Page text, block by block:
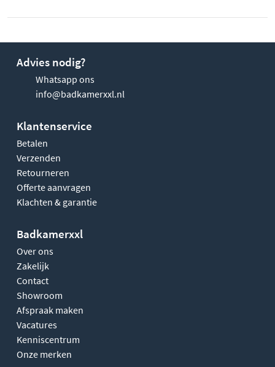
Advies nodig?
Whatsapp ons
info@badkamerxxl.nl
Klantenservice
Betalen
Verzenden
Retourneren
Offerte aanvragen
Klachten & garantie
Badkamerxxl
Over ons
Zakelijk
Contact
Showroom
Afspraak maken
Vacatures
Kenniscentrum
Onze merken